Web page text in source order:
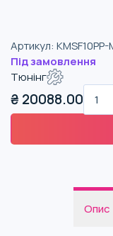
Артикул: KMSF10PP-
Під замовлення
Тюнінг
₴ 20088.00
Опис